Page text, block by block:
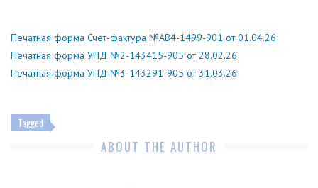
Печатная форма Счет-фактура №АВ4-1499-901 от 01.04.26
Печатная форма УПД №2-143415-905 от 28.02.26
Печатная форма УПД №3-143291-905 от 31.03.26
Tagged
ABOUT THE AUTHOR